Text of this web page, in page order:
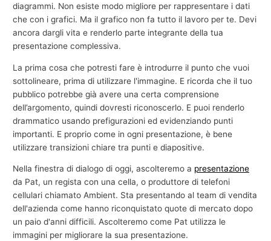
diagrammi. Non esiste modo migliore per rappresentare i dati
che con i grafici. Ma il grafico non fa tutto il lavoro per te. Devi
ancora dargli vita e renderlo parte integrante della tua
presentazione complessiva.
La prima cosa che potresti fare è introdurre il punto che vuoi
sottolineare, prima di utilizzare l'immagine. E ricorda che il tuo
pubblico potrebbe già avere una certa comprensione
dell’argomento, quindi dovresti riconoscerlo. E puoi renderlo
drammatico usando prefigurazioni ed evidenziando punti
importanti. E proprio come in ogni presentazione, è bene
utilizzare transizioni chiare tra punti e diapositive.
Nella finestra di dialogo di oggi, ascolteremo a presentazione
da Pat, un regista con una cella, o produttore di telefoni
cellulari chiamato Ambient. Sta presentando al team di vendita
dell'azienda come hanno riconquistato quote di mercato dopo
un paio d'anni difficili. Ascolteremo come Pat utilizza le
immagini per migliorare la sua presentazione.